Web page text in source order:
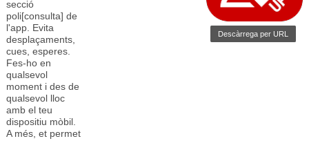
secció
poli[consulta] de
l'app. Evita
desplaçaments,
cues, esperes.
Fes-ho en
qualsevol
moment i des de
qualsevol lloc
amb el teu
dispositiu mòbil.
A més, et permet
Descàrrega per URL